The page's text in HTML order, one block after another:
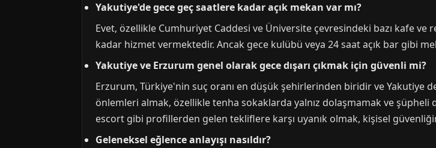
Yakutiye'de gece geç saatlere kadar açık mekan var mı?
Evet, özellikle Cumhuriyet Caddesi ve Üniversite çevresindeki bazı kafe ve
kadar hizmet vermektedir. Ancak gece kulübü veya 24 saat açık bar gibi
Yakutiye ve Erzurum genel olarak gece dışarı çıkmak için güvenli mi?
Erzurum, Türkiye'nin suç oranı en düşük şehirlerinden biridir ve Yakutiye
önlemleri almak, özellikle tenha sokaklarda yalnız dolaşmamak ve
escort gibi profillerden gelen tekliflere karşı uyanık olmak, kişisel
Geleneksel eğlence anlayışı nasıldır?